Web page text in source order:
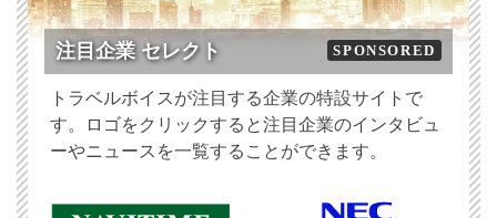
注目企業 セレクト SPONSORED
トラベルボイスが注目する企業の特設サイトで
す。ロゴをクリックすると注目企業のインタビュ
ーやニュースを一覧することができます。